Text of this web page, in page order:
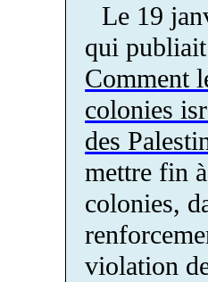
Le 19
qui
Comment
colonies
des
mettre fin
colonies,
violation